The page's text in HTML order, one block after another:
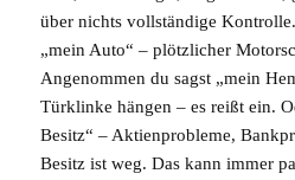
über nichts vollständige
„mein Auto“ – plötzlicher
Angenommen du sagst „mein
Türklinke hängen – es reißt ein.
Besitz“ – Aktienprobleme,
Besitz ist weg. Das kann immer